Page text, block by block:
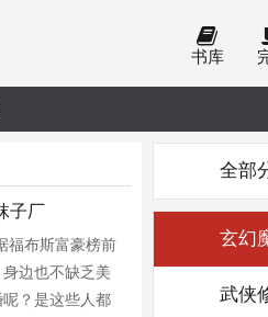
书库
子厂
福布斯富豪榜前
边也不缺乏美
？是这些人都
全部
玄幻
武侠